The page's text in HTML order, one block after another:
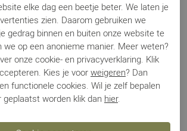
Greve
Elba 2312.77
Ja
Instapper
Beige
Suede
000002894
elke dag een beetje beter. We laten je
zien. Daarom gebruiken we
gedrag binnen en buiten onze website te
we op een anonieme manier. Meer weten?
onze cookie- en privacyverklaring. Klik
Kies je voor weigeren? Dan
functionele cookies. Wil je zelf bepalen
geplaatst worden klik dan hier.